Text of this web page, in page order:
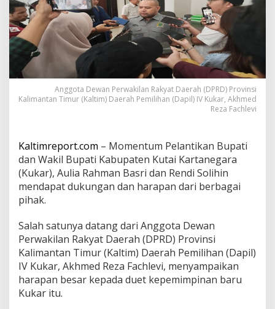
d
i
l
a
,
s
l
a
t
a
l
t
m
D
Anggota Dewan Perwakilan Rakyat Daerah (DPRD) Provinsi
Kalimantan Timur (Kaltim) Daerah Pemilihan (Dapil) IV Kukar, Akhmed
Reza Fachlevi
Kaltimreport.com – Momentum Pelantikan Bupati
dan Wakil Bupati Kabupaten Kutai Kartanegara
(Kukar), Aulia Rahman Basri dan Rendi Solihin
mendapat dukungan dan harapan dari berbagai
pihak.
Salah satunya datang dari Anggota Dewan
Perwakilan Rakyat Daerah (DPRD) Provinsi
Kalimantan Timur (Kaltim) Daerah Pemilihan (Dapil)
IV Kukar, Akhmed Reza Fachlevi, menyampaikan
harapan besar kepada duet kepemimpinan baru
Kukar itu.